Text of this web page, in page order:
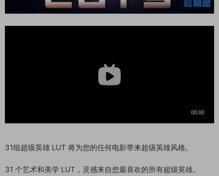
31组超级英雄 LUT 将为您的任何电影带来超级英雄风格。
31 个艺术和美学 LUT，灵感来自您最喜欢的所有超级英雄。